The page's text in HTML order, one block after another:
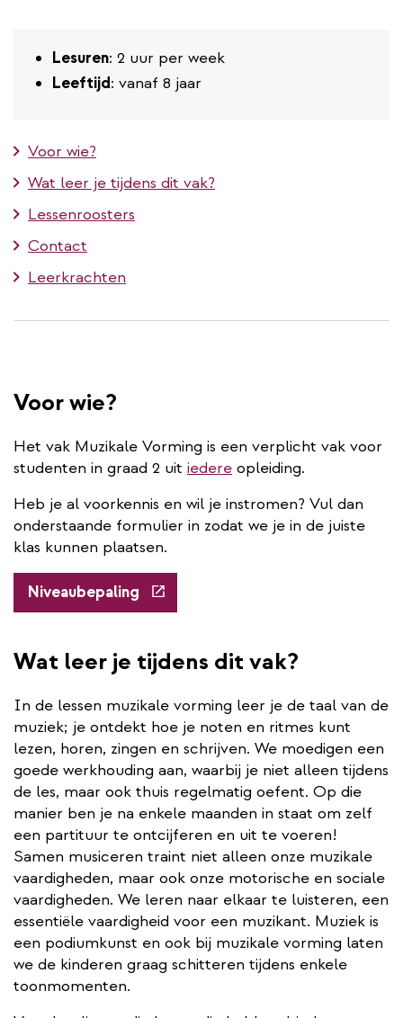
Lesuren: 2 uur per week
Leeftijd: vanaf 8 jaar
Voor wie?
Wat leer je tijdens dit vak?
Lessenroosters
Contact
Leerkrachten
Voor wie?
Het vak Muzikale Vorming is een verplicht vak voor
studenten in graad 2 uit iedere opleiding.
Heb je al voorkennis en wil je instromen? Vul dan
onderstaande formulier in zodat we je in de juiste
klas kunnen plaatsen.
Niveaubepaling (externe
link)
Wat leer je tijdens dit vak?
In de lessen muzikale vorming leer je de taal van de
muziek; je ontdekt hoe je noten en ritmes kunt
lezen, horen, zingen en schrijven. We moedigen een
goede werkhouding aan, waarbij je niet alleen tijdens
de les, maar ook thuis regelmatig oefent. Op die
manier ben je na enkele maanden in staat om zelf
een partituur te ontcijferen en uit te voeren!
Samen musiceren traint niet alleen onze muzikale
vaardigheden, maar ook onze motorische en sociale
vaardigheden. We leren naar elkaar te luisteren, een
essentiële vaardigheid voor een muzikant. Muziek is
een podiumkunst en ook bij muzikale vorming laten
we de kinderen graag schitteren tijdens enkele
toonmomenten.